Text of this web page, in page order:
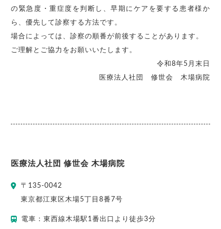
の緊急度・重症度を判断し、早期にケアを要する患者様か
ら、優先して診察する方法です。
場合によっては、診察の順番が前後することがあります。
ご理解とご協力をお願いいたします。
令和8年5月末日
医療法人社団 修世会 木場病院
医療法人社団 修世会 木場病院
〒 135-0042
東京都江東区木場5丁目8番7号
電車：東西線木場駅1番出口より徒歩3分